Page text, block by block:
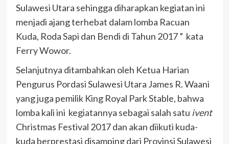
Sulawesi Utara sehingga diharapkan kegiatan ini
menjadi ajang terhebat dalam lomba Racuan
Kuda, Roda Sapi dan Bendi di Tahun 2017 ” kata
Ferry Wowor.
Selanjutnya ditambahkan oleh Ketua Harian
Pengurus Pordasi Sulawesi Utara James R. Waani
yang juga pemilik King Royal Park Stable, bahwa
lomba kali ini kegiatannya sebagai salah satu ivent
Christmas Festival 2017 dan akan diikuti kuda-
kuda berprestasi disamping dari Provinsi Sulawesi